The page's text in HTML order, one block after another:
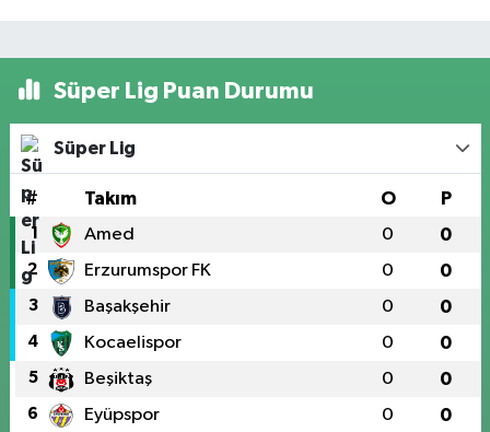
Süper Lig Puan Durumu
Süper Lig
# Takım O P
1 Amed 0 0
2 Erzurumspor FK 0 0
3 Başakşehir 0 0
4 Kocaelispor 0 0
5 Beşiktaş 0 0
6 Eyüpspor 0 0